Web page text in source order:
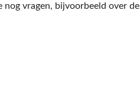
vragen, bijvoorbeeld over de